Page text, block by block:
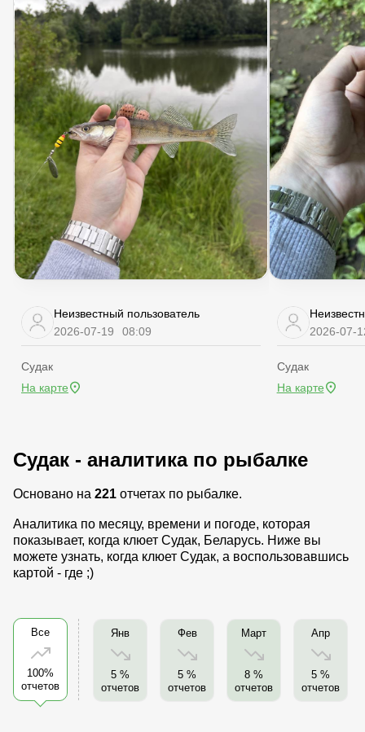
Неизвестный пользователь
2026-07-19
08:09
Судак
На карте
2026-07-
Судак
На карте
Судак - аналитика по рыбалке
Основано на 221 отчетах по рыбалке.
Аналитика по месяцу, времени и погоде, которая
показывает, когда клюет Судак, Беларусь. Ниже вы
можете узнать, когда клюет Судак, а воспользовавшись
картой - где ;)
Все
100%
отчетов
Янв
5 %
отчетов
Фев
5 %
отчетов
Март
8 %
отчетов
Апр
5 %
отчетов